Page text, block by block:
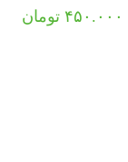
۴۵۰.۰۰۰ تومان